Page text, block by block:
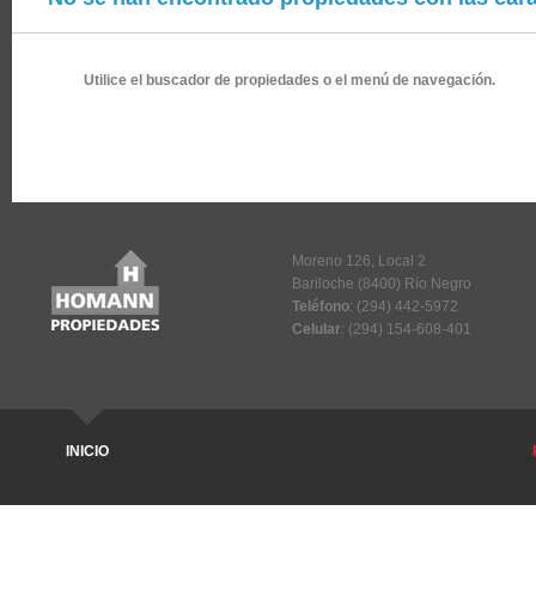
Utilice el buscador de propiedades o el menú de navegación.
Moreno 126, Local 2
Bariloche (8400) Río Negro
Teléfono: (294) 442-5972
Celular: (294) 154-608-401
INICIO